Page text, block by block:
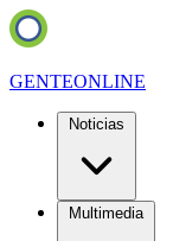
GENTEONLINE
Noticias
Multimedia